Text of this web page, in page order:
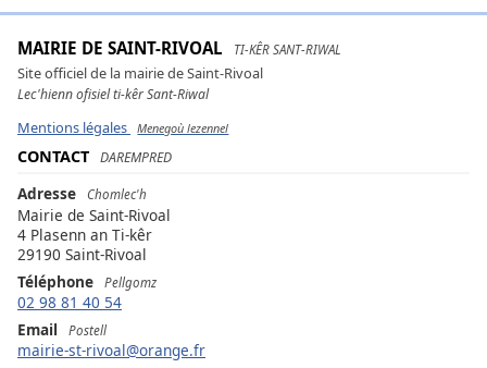
MAIRIE DE SAINT-RIVOAL TI-KÊR SANT-RIWAL
Site officiel de la mairie de Saint-Rivoal
Lec'hienn ofisiel ti-kêr Sant-Riwal
Mentions légales Menegoù lezennel
CONTACT DAREMPRED
Adresse Chomlec'h
Mairie de Saint-Rivoal
4 Plasenn an Ti-kêr
29190 Saint-Rivoal
Téléphone
Pellgomz
02 98 81 40 54
Email
Postell
mairie-st-rivoal@orange.fr